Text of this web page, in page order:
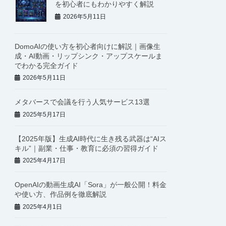
を初心者にもわかりやすく解説
2026年5月11日
DomoAIの使い方を初心者向けに解説｜画像生
成・AI動画・リップシンク・アップスケールま
でわかる完全ガイド
2026年5月11日
メタバースで会議を行う人気サービス13選
2025年5月17日
【2025年版】生成AI時代に生き残る武器は“AIス
キル”｜副業・仕事・教育に必須の習得ガイド
2025年4月17日
OpenAIの動画生成AI「Sora」が一般公開！料金
や使い方、作品例を徹底解説
2025年4月1日